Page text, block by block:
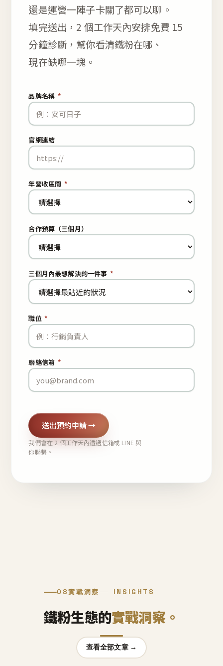
還是運營一陣子卡關了都可以聊。
填完送出，2 個工作天內安排免費 15
分鐘診斷，幫你看清鐵粉在哪、
現在缺哪一塊。
品牌名稱 *
官網連結
年營收區間 *
合作預算（三個月）
三個月內最想解決的一件事 *
職位 *
聯絡信箱 *
送出預約申請 →
我們會在 2 個工作天內透過信箱或 LINE 與
你聯繫。
08實戰洞察 INSIGHTS
鐵粉生態的實戰洞察。
查看全部文章 →